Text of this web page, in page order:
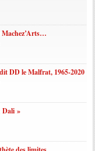
DD le Malfrat, 1965-2020
Dali »